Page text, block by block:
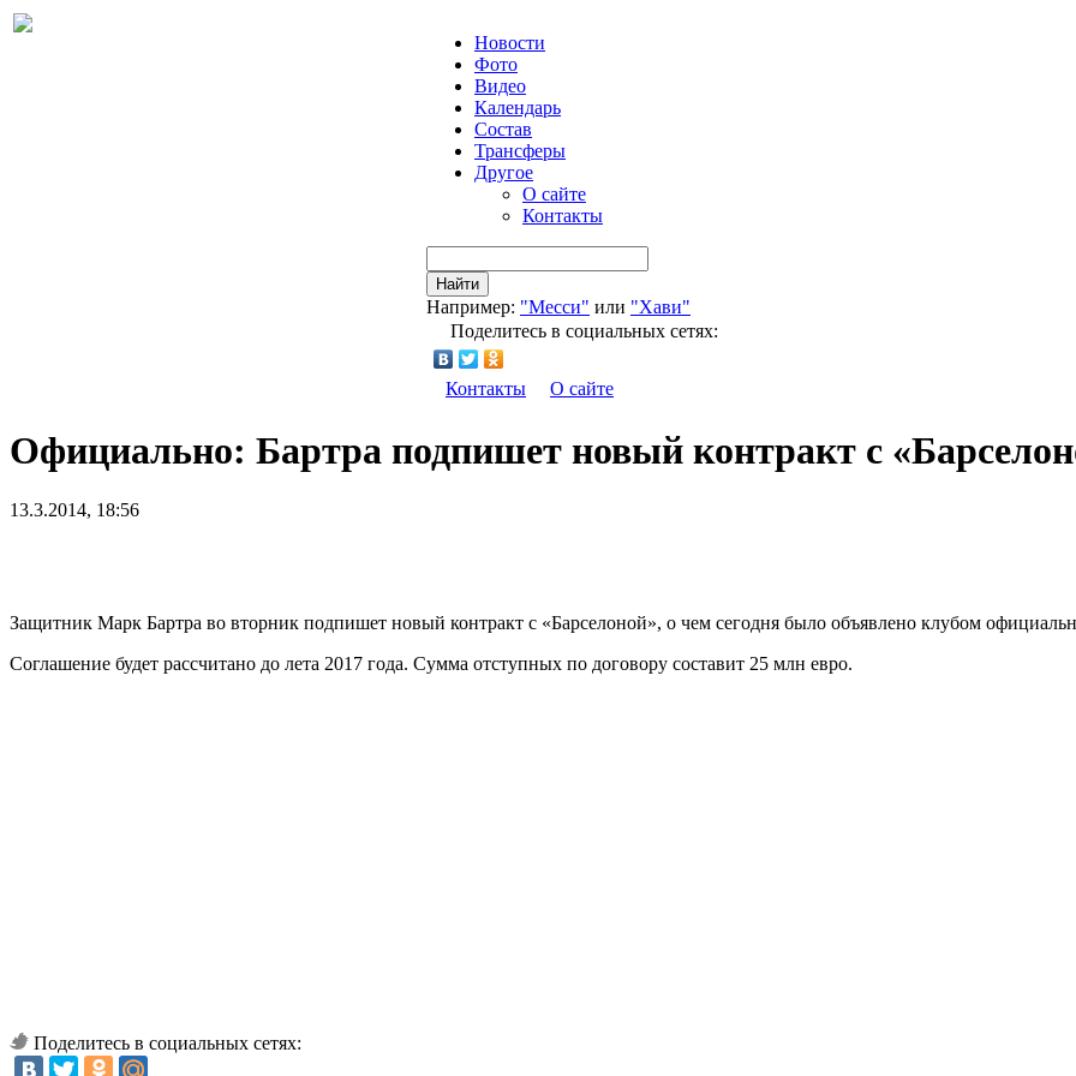
Новости
Фото
Видео
Календарь
Состав
Трансферы
Другое
О сайте
Контакты
Найти
Например: "Месси" или "Хави"
Поделитесь в социальных сетях:
Контакты О сайте
Официально: Бартра подпишет новый контракт с
13.3.2014, 18:56
Защитник Марк Бартра во вторник подпишет новый контракт с «Барселоной», о чем сегодня было объявлено клубом
Соглашение будет рассчитано до лета 2017 года. Сумма отступных по договору составит 25 млн евро.
Поделитесь в социальных сетях: